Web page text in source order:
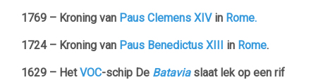
1769 – Kroning van Paus Clemens XIVin Rome.
1724 – Kroning van Paus Benedictus XIII in Rome.
1629 – HetVOC-schip De Bataviaslaat lek op een rif